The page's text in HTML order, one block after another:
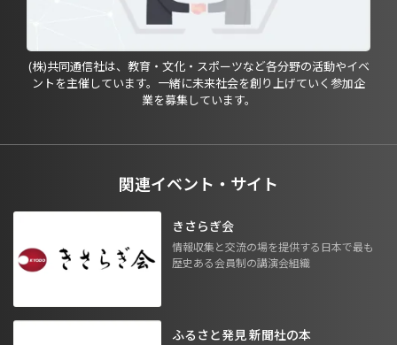
(株)共同通信社は、教育・文化・スポーツなど各分野の活動やイベ
ントを主催しています。一緒に未来社会を創り上げていく参加企
業を募集しています。
関連イベント・サイト
きさらぎ会
情報収集と交流の場を提供する日本で最も
歴史ある会員制の講演会組織
ふるさと発見 新聞社の本